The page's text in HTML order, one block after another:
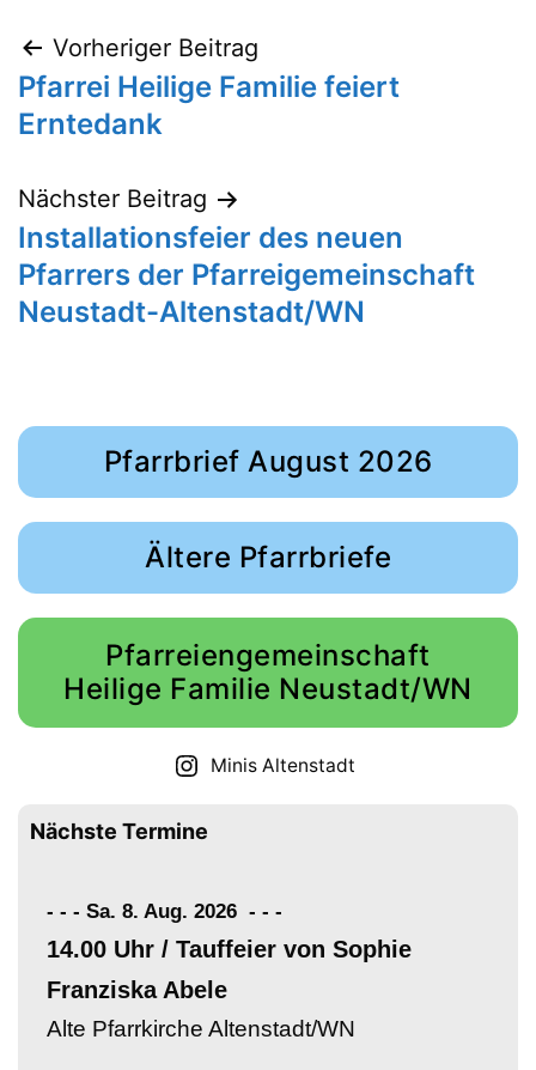
Beitragsnavigation
Vorheriger Beitrag
Pfarrei Heilige Familie feiert
Erntedank
Nächster Beitrag
Installationsfeier des neuen
Pfarrers der Pfarreigemeinschaft
Neustadt-Altenstadt/WN
Pfarrbrief August 2026
Ältere Pfarrbriefe
Pfarreiengemeinschaft
Heilige Familie Neustadt/WN
Minis Altenstadt
Nächste Termine
- - - Sa. 8. Aug. 2026 - - -
14.00 Uhr / Tauffeier von Sophie
Franziska Abele
Alte Pfarrkirche Altenstadt/WN